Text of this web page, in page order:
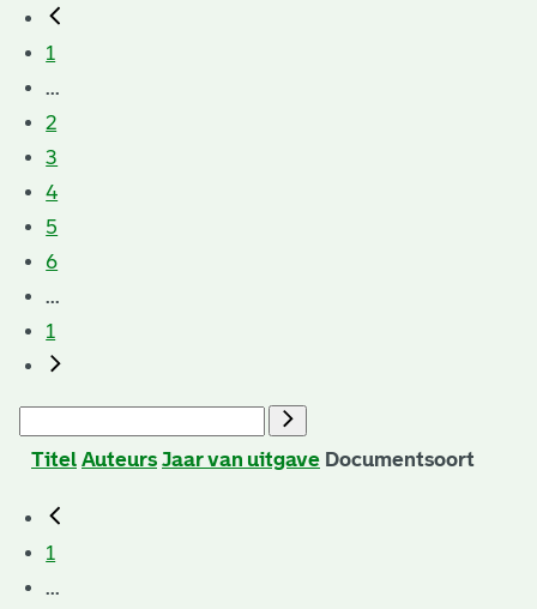
1
...
2
3
4
5
6
...
1
Titel Auteurs Jaar van uitgave Documentsoort
1
...